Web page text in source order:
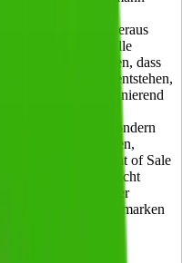
Digital-Signage-
Handelsexperte. Hieraus
Geschäftsmodelle
und zu hoffen, dass
Erlebniswelten entstehen,
und diese faszinierend
nicht nur von
profitieren, sondern
abbekommen,
als direkt am Point of Sale
erlebbarer gemacht
sich in der
mit starken Produktmarken
und